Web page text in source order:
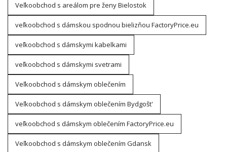
Veľkoobchod s areálom pre ženy Bielostok
veľkoobchod s dámskou spodnou bielizňou FactoryPrice.eu
veľkoobchod s dámskymi kabelkami
veľkoobchod s dámskymi svetrami
Veľkoobchod s dámskym oblečením
Veľkoobchod s dámskym oblečením Bydgošt'
veľkoobchod s dámskym oblečením FactoryPrice.eu
Veľkoobchod s dámskym oblečením Gdansk